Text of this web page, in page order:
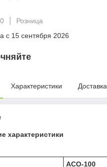
Розница
с 15 сентября 2026
Характеристики Доставка
характеристики
АСО-100